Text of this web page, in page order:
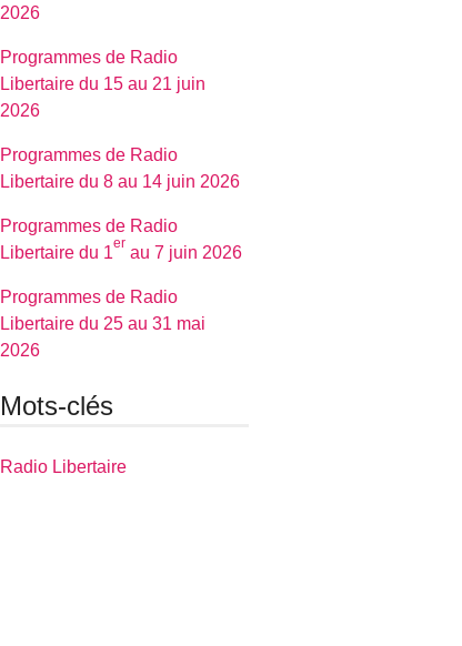
2026
Programmes de Radio
Libertaire du 15 au 21 juin
2026
Programmes de Radio
Libertaire du 8 au 14 juin 2026
Programmes de Radio
Libertaire du 1
er
au 7 juin 2026
Programmes de Radio
Libertaire du 25 au 31 mai
2026
Mots-clés
Radio Libertaire